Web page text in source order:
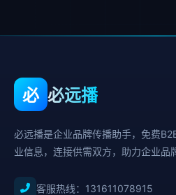
必 必远播
必远播是企业品牌传播助手，免费
业信息，连接供需双方，助力企业品
客服热线： 131611078915